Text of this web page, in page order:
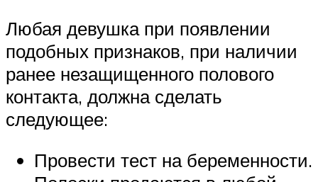
Любая девушка при появлении
подобных признаков, при наличии
ранее незащищенного полового
контакта, должна сделать
следующее:
Провести тест на беременности.